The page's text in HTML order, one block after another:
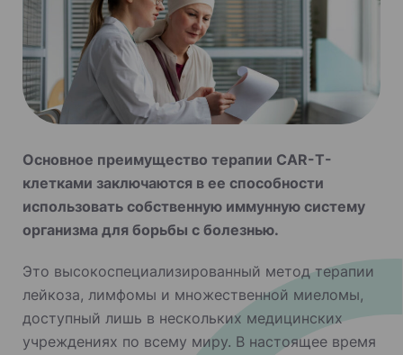
Основное преимущество терапии CAR-T-
клетками заключаются в ее способности
использовать собственную иммунную систему
организма для борьбы с болезнью.
Это высокоспециализированный метод терапии
лейкоза, лимфомы и множественной миеломы,
доступный лишь в нескольких медицинских
учреждениях по всему миру. В настоящее время